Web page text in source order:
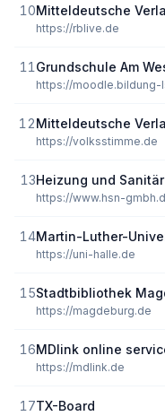
10Mitteldeutsche
https://rblive.de
11 Grundschule Am
https://
12Mitteldeutsche
https://volksstimme.de
13Heizung und
https://www.hsn-
14Martin-Luther-
https://uni-halle.de
15Stadtbibliothek
https://magdeburg.de
16MDlink online
https://mdlink.de
17TX-Board